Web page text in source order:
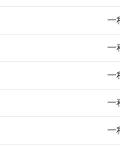
一
一
一
一
一